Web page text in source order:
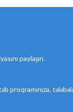
paylaşın.
proqramınıza,